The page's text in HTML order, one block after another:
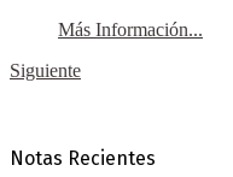
Más Información...
Siguiente
Notas Recientes